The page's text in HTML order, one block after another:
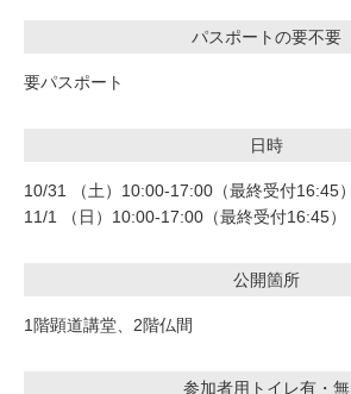
パスポートの要不要
要パスポート
日時
10/31 （土）10:00-17:00（最終受付16:45）
11/1 （日）10:00-17:00（最終受付16:45）
公開箇所
1階顕道講堂、2階仏間
参加者用トイレ有・無